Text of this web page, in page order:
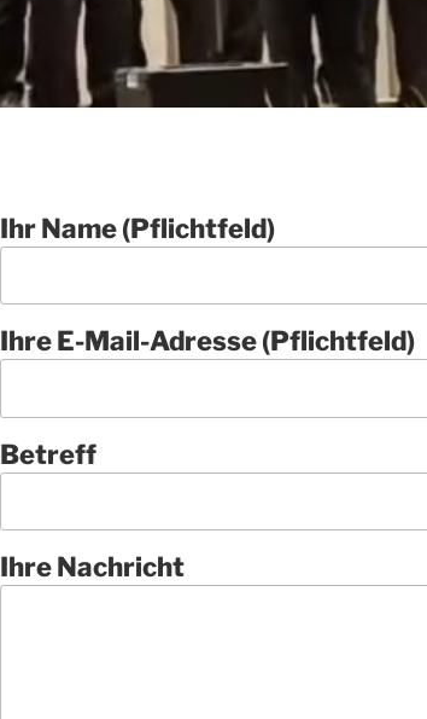
Ihr Name (Pflichtfeld)
Ihre E-Mail-Adresse (Pflichtfeld)
Betreff
Ihre Nachricht